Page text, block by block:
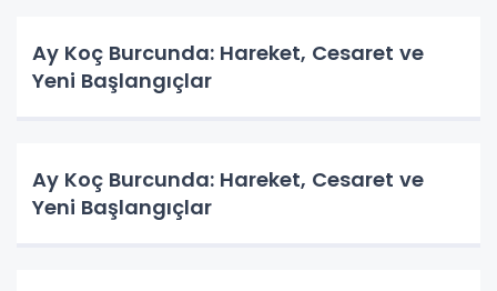
Ay Koç Burcunda: Hareket, Cesaret ve
Yeni Başlangıçlar
Ay Koç Burcunda: Hareket, Cesaret ve
Yeni Başlangıçlar